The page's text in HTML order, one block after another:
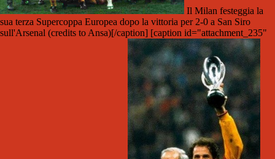
Il Milan festeggia la
sua terza Supercoppa Europea dopo la vittoria per 2-0 a San Siro
sull'Arsenal (credits to Ansa)[/caption] [caption id="attachment_235"